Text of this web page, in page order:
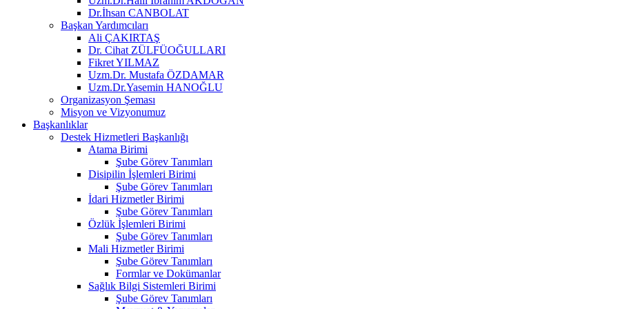
Dr.İhsan CANBOLAT
Başkan Yardımcıları
Ali ÇAKIRTAŞ
Dr. Cihat ZÜLFÜOĞULLARI
Fikret YILMAZ
Uzm.Dr. Mustafa ÖZDAMAR
Uzm.Dr.Yasemin HANOĞLU
Organizasyon Şeması
Misyon ve Vizyonumuz
Başkanlıklar
Destek Hizmetleri Başkanlığı
Atama Birimi
Şube Görev Tanımları
Disipilin İşlemleri Birimi
Şube Görev Tanımları
İdari Hizmetler Birimi
Şube Görev Tanımları
Özlük İşlemleri Birimi
Şube Görev Tanımları
Mali Hizmetler Birimi
Şube Görev Tanımları
Formlar ve Dokümanlar
Sağlık Bilgi Sistemleri Birimi
Şube Görev Tanımları